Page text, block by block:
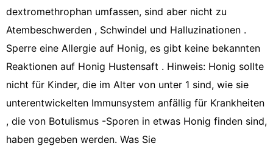
dextromethrophan umfassen, sind aber nicht zu
Atembeschwerden , Schwindel und Halluzinationen .
Sperre eine Allergie auf Honig, es gibt keine bekannten
Reaktionen auf Honig Hustensaft . Hinweis: Honig sollte
nicht für Kinder, die im Alter von unter 1 sind, wie sie
unterentwickelten Immunsystem anfällig für Krankheiten
, die von Botulismus -Sporen in etwas Honig finden sind,
haben gegeben werden. Was Sie